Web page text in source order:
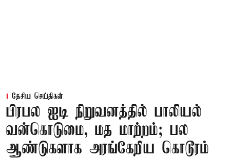
தேசிய செய்திகள்
பிரபல ஐடி நிறுவனத்தில் பாலியல்
வன்கொடுமை, மத மாற்றம்; பல
ஆண்டுகளாக அரங்கேறிய கொடூரம்